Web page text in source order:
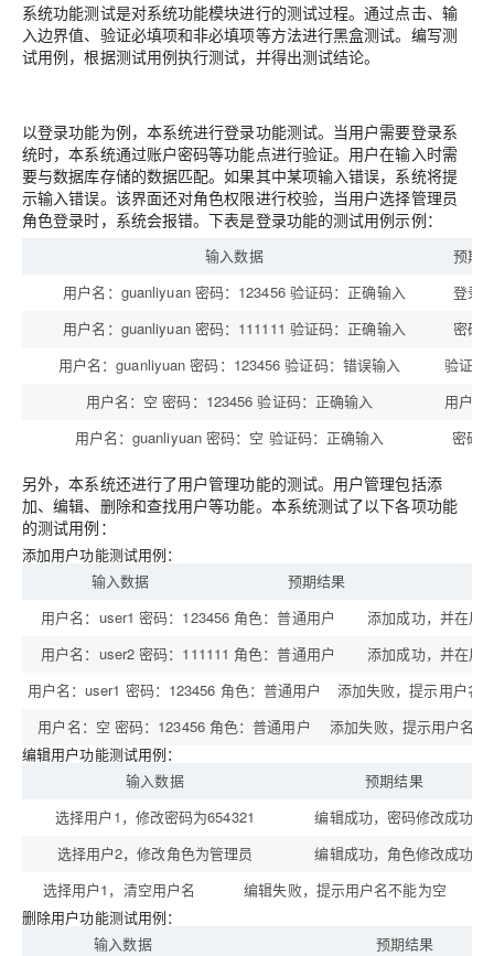
系统功能测试是对系统功能模块进行的测试过程。通过点击、输
入边界值、验证必填项和非必填项等方法进行黑盒测试。编写测
试用例，根据测试用例执行测试，并得出测试结论。
以登录功能为例，本系统进行登录功能测试。当用户需要登录系
统时，本系统通过账户密码等功能点进行验证。用户在输入时需
要与数据库存储的数据匹配。如果其中某项输入错误，系统将提
示输入错误。该界面还对角色权限进行校验，当用户选择管理员
角色登录时，系统会报错。下表是登录功能的测试用例示例：
输入数据
预期
用户名：guanliyuan 密码：123456 验证码：正确输入
登录
用户名：guanliyuan 密码：111111 验证码：正确输入
密码
用户名：guanliyuan 密码：123456 验证码：错误输入
验证码
用户名：空 密码：123456 验证码：正确输入
用户名
用户名：guanliyuan 密码：空 验证码：正确输入
密码
另外，本系统还进行了用户管理功能的测试。用户管理包括添
加、编辑、删除和查找用户等功能。本系统测试了以下各项功能
的测试用例：
添加用户功能测试用例：
输入数据
预期结果
用户名：user1 密码：123456 角色：普通用户
添加成功，并在用
用户名：user2 密码：111111 角色：普通用户
添加成功，并在用
用户名：user1 密码：123456 角色：普通用户
添加失败，提示用户名
用户名：空 密码：123456 角色：普通用户
添加失败，提示用户名不
编辑用户功能测试用例：
输入数据
预期结果
选择用户1，修改密码为654321
编辑成功，密码修改成功
选择用户2，修改角色为管理员
编辑成功，角色修改成功
选择用户1，清空用户名
编辑失败，提示用户名不能为空
删除用户功能测试用例：
输入数据
预期结果